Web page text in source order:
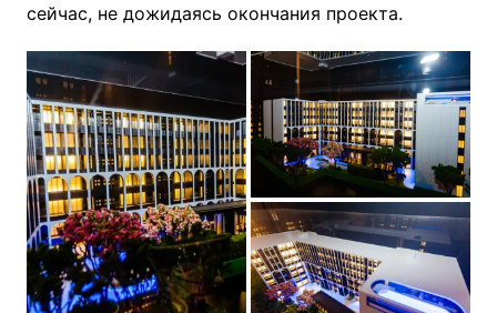
сейчас, не дожидаясь окончания проекта.